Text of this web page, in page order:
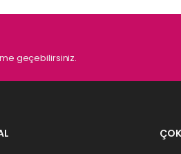
geçebilirsiniz.